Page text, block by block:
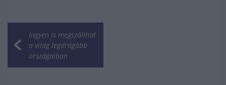
Ingyen is megszállhat
a világ legdrágább
országaiban